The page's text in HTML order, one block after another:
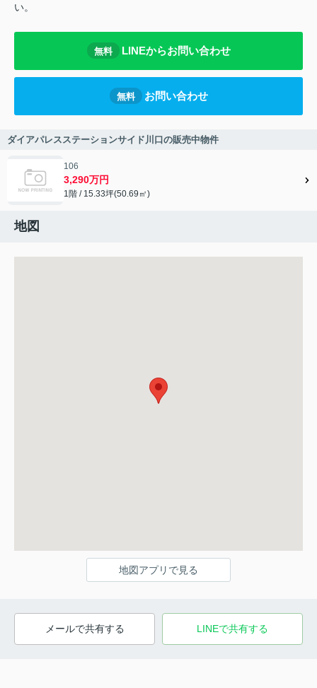
い。
無料 LINEからお問い合わせ
無料 お問い合わせ
ダイアパレスステーションサイド川口の販売中物件
106
3,290万円
1階 / 15.33坪(50.69㎡)
地図
地図アプリで見る
メールで共有する LINEで共有する